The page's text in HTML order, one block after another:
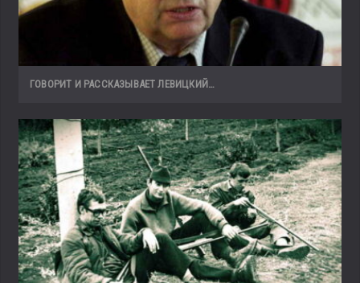
ГОВОРИТ И РАССКАЗЫВАЕТ ЛЕВИЦКИЙ…